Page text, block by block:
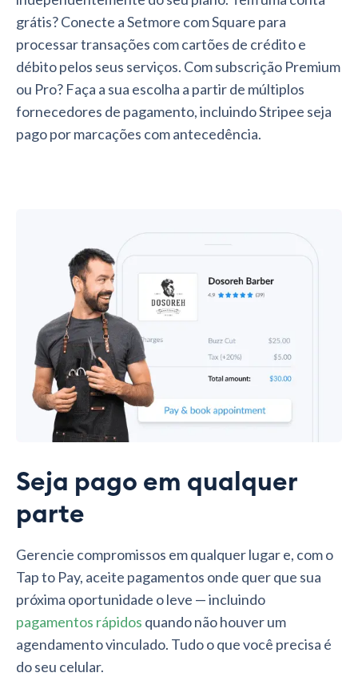
grátis? Conecte a Setmore com Square para
processar transações com cartões de crédito e
débito pelos seus serviços. Com subscrição Premium
ou Pro? Faça a sua escolha a partir de múltiplos
fornecedores de pagamento, incluindo Stripee seja
pago por marcações com antecedência.
Seja pago em qualquer
parte
Gerencie compromissos em qualquer lugar e, com o
Tap to Pay, aceite pagamentos onde quer que sua
próxima oportunidade o leve — incluindo
pagamentos rápidos quando não houver um
agendamento vinculado. Tudo o que você precisa é
do seu celular.